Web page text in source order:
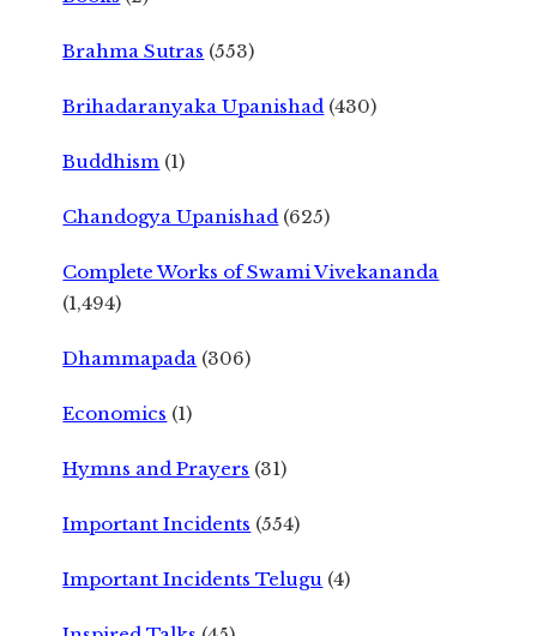
Brahma Sutras (553)
Brihadaranyaka Upanishad (430)
Buddhism (1)
Chandogya Upanishad (625)
Complete Works of Swami Vivekananda
(1,494)
Dhammapada (306)
Economics (1)
Hymns and Prayers (31)
Important Incidents (554)
Important Incidents Telugu (4)